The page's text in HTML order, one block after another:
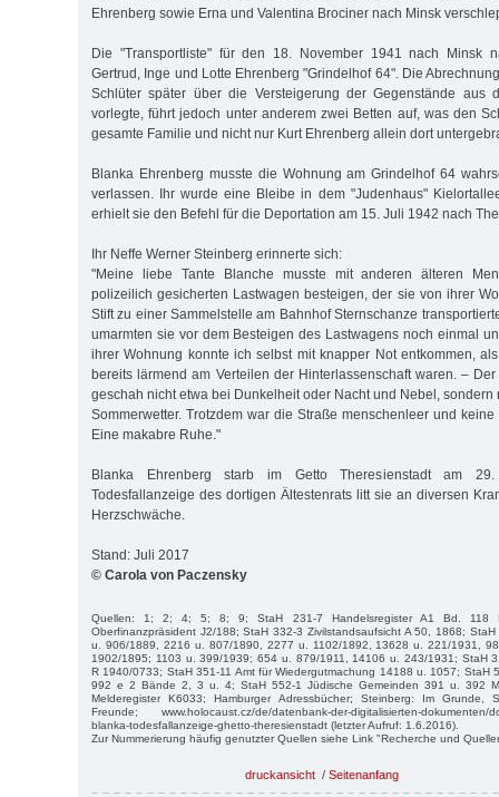
Ehrenberg sowie Erna und Valentina Brociner nach Minsk
Die "Transportliste" für den 18. November 1941 nach Minsk
Gertrud, Inge und Lotte Ehrenberg "Grindelhof 64". Die
Schlüter später über die Versteigerung der Gegenstände aus
vorlegte, führt jedoch unter anderem zwei Betten auf, was den
gesamte Familie und nicht nur Kurt Ehrenberg allein dort
Blanka Ehrenberg musste die Wohnung am Grindelhof 64
verlassen. Ihr wurde eine Bleibe in dem "Judenhaus"
erhielt sie den Befehl für die Deportation am 15. Juli 1942 nach
Ihr Neffe Werner Steinberg erinnerte sich:
"Meine liebe Tante Blanche musste mit anderen älteren
polizeilich gesicherten Lastwagen besteigen, der sie von ihrer
Stift zu einer Sammelstelle am Bahnhof Sternschanze
umarmten sie vor dem Besteigen des Lastwagens noch einmal
ihrer Wohnung konnte ich selbst mit knapper Not entkommen,
bereits lärmend am Verteilen der Hinterlassenschaft waren. –
geschah nicht etwa bei Dunkelheit oder Nacht und Nebel, sondern
Sommerwetter. Trotzdem war die Straße menschenleer und
Eine makabre Ruhe."
Blanka Ehrenberg starb im Getto Theresienstadt am
Todesfallanzeige des dortigen Ältestenrats litt sie an diversen
Herzschwäche.
Stand: Juli 2017
© Carola von Paczensky
Quellen: 1; 2; 4; 5; 8; 9; StaH 231-7 Handelsregister A1 Bd. 118
Oberfinanzpräsident J2/188; StaH 332-3 Zivilstandsaufsicht A 50, 1868;
u. 906/1889, 2216 u. 807/1890, 2277 u. 1102/1892, 13628 u. 221/1931,
1902/1895; 1103 u. 399/1939; 654 u. 879/1911, 14106 u. 243/1931; StaH
R 1940/0733; StaH 351-11 Amt für Wiedergutmachung 14188 u. 1057; StaH
992 e 2 Bände 2, 3 u. 4; StaH 552-1 Jüdische Gemeinden 391 u. 392
Melderegister K6033; Hamburger Adressbücher; Steinberg: Im Grunde,
Freunde; www.holocaust.cz/de/datenbank-der-digitalisierten-dokumenten/
blanka-todesfallanzeige-ghetto-theresienstadt (letzter Aufruf: 1.6.2016).
Zur Nummerierung häufig genutzter Quellen siehe Link "Recherche und
druckansicht / Seitenanfang